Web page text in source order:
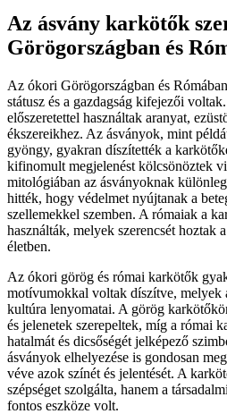
Az ásvány karkötők
Görögországban és
Az ókori Görögországban és
státusz és a gazdagság kifejezői
előszeretettel használtak aranyat,
ékszereikhez. Az ásványok, mint
gyöngy, gyakran díszítették a
kifinomult megjelenést kölcsönöztek
mitológiában az ásványoknak
hitték, hogy védelmet nyújtanak a
szellemekkel szemben. A rómaiak a
használták, melyek szerencsét hoztak
életben.
Az ókori görög és római karkötők
motívumokkal voltak díszítve, melyek
kultúra lenyomatai. A görög
és jelenetek szerepeltek, míg a római
hatalmát és dicsőségét jelképező
ásványok elhelyezése is gondosan
véve azok színét és jelentését. A
szépséget szolgálta, hanem a
fontos eszköze volt.